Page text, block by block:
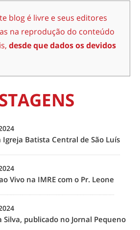
blog é livre e seus editores
na reprodução do conteúdo
desde que dados os devidos
Igreja Batista Central de São Luís
Vivo na IMRE com o Pr. Leone
Silva, publicado no Jornal Pequeno